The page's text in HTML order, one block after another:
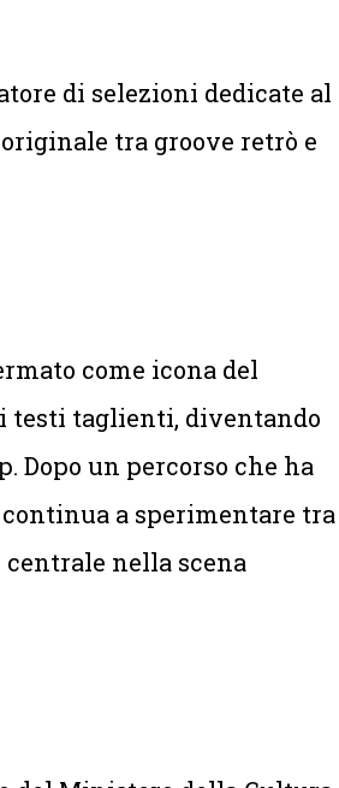
di selezioni dedicate al
tra groove retrò e
come icona del
testi taglienti, diventando
un percorso che ha
a sperimentare tra
nella scena